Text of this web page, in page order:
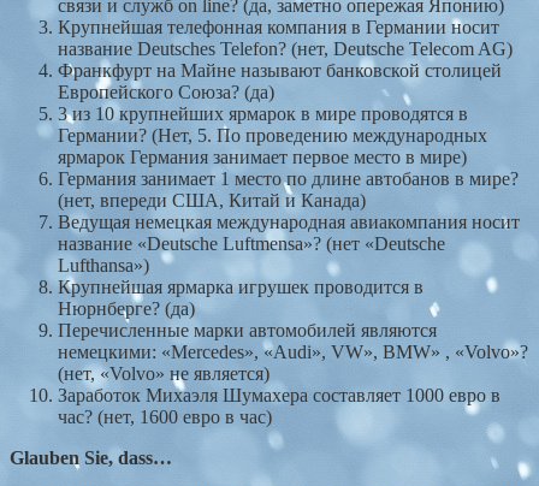
связи и служб on line? (да, заметно опережая Японию)
Крупнейшая телефонная компания в Германии носит
название Deutsches Telefon? (нет, Deutsche Telecom AG)
Франкфурт на Майне называют банковской столицей
Европейского Союза? (да)
3 из 10 крупнейших ярмарок в мире проводятся в
Германии? (Нет, 5. По проведению международных
ярмарок Германия занимает первое место в мире)
Германия занимает 1 место по длине автобанов в мире?
(нет, впереди США, Китай и Канада)
Ведущая немецкая международная авиакомпания носит
название «Deutsche Luftmensa»? (нет «Deutsche
Lufthansa»)
Крупнейшая ярмарка игрушек проводится в
Нюрнберге? (да)
Перечисленные марки автомобилей являются
немецкими: «Mercedes», «Audi», VW», BMW» , «Volvo»?
(нет, «Volvo» не является)
Заработок Михаэля Шумахера составляет 1000 евро в
час? (нет, 1600 евро в час)
Glauben Sie, dass…